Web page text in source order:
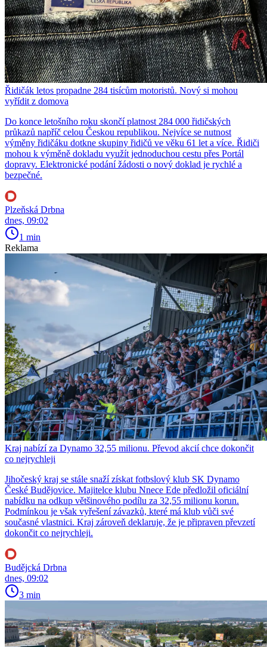
Řidičák letos propadne 284 tisícům motoristů. Nový si mohou
vyřídit z domova
Do konce letošního roku skončí platnost 284 000 řidičských
průkazů napříč celou Českou republikou. Nejvíce se nutnost
výměny řidičáku dotkne skupiny řidičů ve věku 61 let a více. Řidiči
mohou k výměně dokladu využít jednoduchou cestu přes Portál
dopravy. Elektronické podání žádosti o nový doklad je rychlé a
bezpečné.
Plzeňská Drbna
dnes, 09:02
1 min
Reklama
Kraj nabízí za Dynamo 32,55 milionu. Převod akcií chce dokončit
co nejrychleji
Jihočeský kraj se stále snaží získat fotbslový klub SK Dynamo
České Budějovice. Majitelce klubu Nnece Ede předložil oficiální
nabídku na odkup většinového podílu za 32,55 milionu korun.
Podmínkou je však vyřešení závazků, které má klub vůči své
současné vlastnici. Kraj zároveň deklaruje, že je připraven převzetí
dokončit co nejrychleji.
Budějcká Drbna
dnes, 09:02
3 min